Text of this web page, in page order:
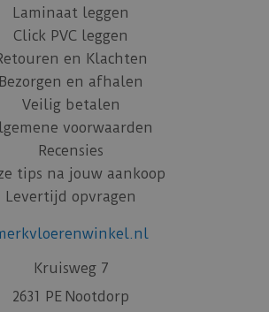
Laminaat leggen
Click PVC leggen
en Klachten
Bezorgen en afhalen
Veilig betalen
voorwaarden
Recensies
tips na jouw aankoop
Levertijd opvragen
Kruisweg 7
2631 PE Nootdorp